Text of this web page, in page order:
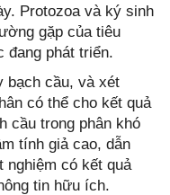
Protozoa và ký sinh
gặp của tiêu
phát triển.
bạch cầu, và xét
có thể cho kết quả
cầu trong phân khó
tính giả cao, dẫn
nghiệm có kết quả
tin hữu ích.